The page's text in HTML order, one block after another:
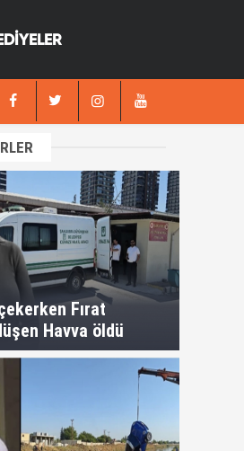
çekerken Fırat Nehri'ne düşen
Fırat
Havva öldü